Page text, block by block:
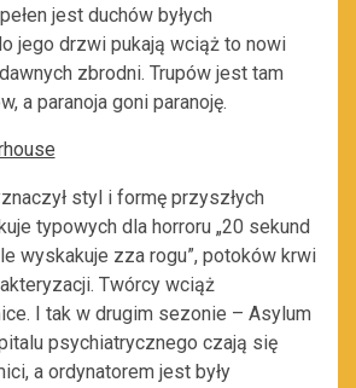
jest duchów byłych
jego drzwi pukają wciąż to nowi
zbrodni. Trupów jest tam
a paranoja goni paranoję.
styl i formę przyszłych
typowych dla horroru „20 sekund
wyskakuje zza rogu”, potoków krwi
Twórcy wciąż
I tak w drugim sezonie – Asylum
psychiatrycznego czają się
a ordynatorem jest były